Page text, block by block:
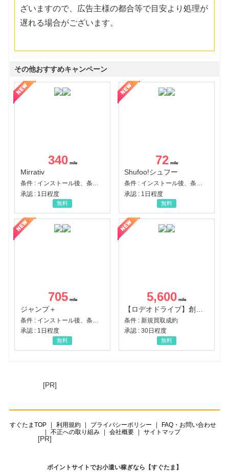
ざいますので、広告主様の都合等で目安より処理が
遅れる場合がございます。
その他おすすめキャンペーン
340
Mirrativ
条件 : インストール後、条件達成
承認 : 1日程度
無料
72
Shufoo!シュフー
条件 : インストール後、条件達成
承認 : 1日程度
無料
705
ジャンプ＋
承認 : 1日程度
無料
5,600
条件 : 新規買取成約
承認 : 30日程度
無料
[PR]
すぐたまTOP 利用規約 プライバシーポリシー
FAQ・お問い合わせ
不正への取り組み
会社概要 サイトマップ
[PR]
ポイントサイトでお小遣い稼ぎなら【すぐたま】